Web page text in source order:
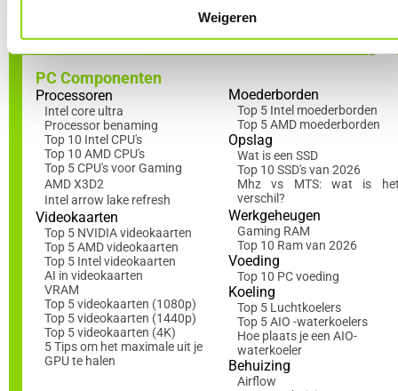
Weigeren
PC Componenten
Processoren
Intel core ultra
Processor benaming
Top 10 Intel CPU's
Top 10 AMD CPU's
Top 5 CPU's voor Gaming
AMD X3D2
Intel arrow lake refresh
Videokaarten
Top 5 NVIDIA videokaarten
Top 5 AMD videokaarten
Top 5 Intel videokaarten
AI in videokaarten
VRAM
Top 5 videokaarten (1080p)
Top 5 videokaarten (1440p)
Top 5 videokaarten (4K)
5 Tips om het maximale uit je
GPU te halen
Moederborden
Top 5 Intel moederborden
Top 5 AMD moederborden
Opslag
Wat is een SSD
Top 10 SSD's van 2026
Mhz vs MTS: wat is
verschil?
Werkgeheugen
Gaming RAM
Top 10 Ram van 2026
Voeding
Top 10 PC voeding
Koeling
Top 5 Luchtkoelers
Top 5 AIO -waterkoelers
Hoe plaats je een AIO-
waterkoeler
Behuizing
Airflow